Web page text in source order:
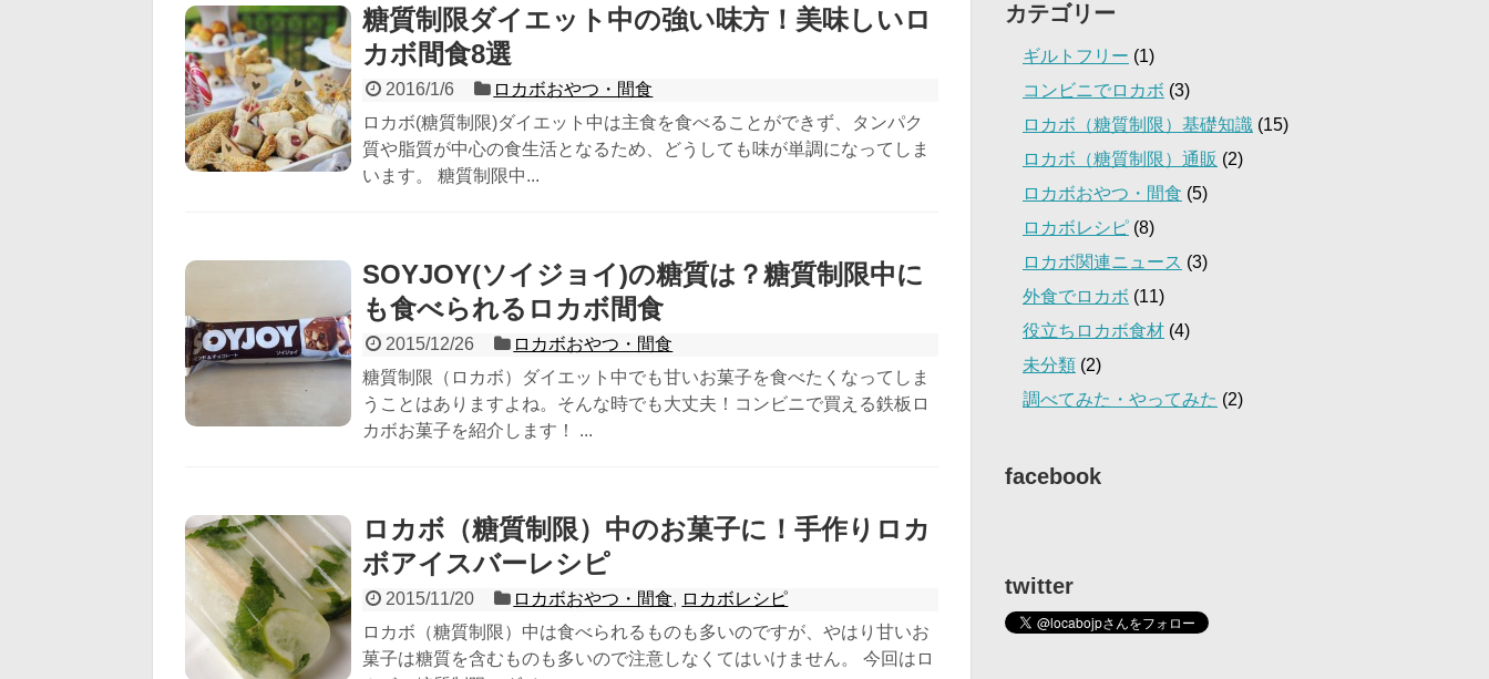
糖質制限ダイエット中の強い味方！美味しいロ
カボ間食8選
2016/1/6
ロカボおやつ・間食
ロカボ(糖質制限)ダイエット中は主食を食べることができず、タンパク
質や脂質が中心の食生活となるため、どうしても味が単調になってしま
います。 糖質制限中...
SOYJOY(ソイジョイ)の糖質は？糖質制限中に
も食べられるロカボ間食
2015/12/26
ロカボおやつ・間食
糖質制限（ロカボ）ダイエット中でも甘いお菓子を食べたくなってしま
うことはありますよね。そんな時でも大丈夫！コンビニで買える鉄板ロ
カボお菓子を紹介します！ ...
ロカボ（糖質制限）中のお菓子に！手作りロカ
ボアイスバーレシピ
2015/11/20 ロカボおやつ・間食, ロカボレシピ
ロカボ（糖質制限）中は食べられるものも多いのですが、やはり甘いお
菓子は糖質を含むものも多いので注意しなくてはいけません。 今回はロ
カテゴリー
ギルトフリー (1)
コンビニでロカボ (3)
ロカボ（糖質制限）基礎知識 (15)
ロカボ（糖質制限）通販 (2)
ロカボおやつ・間食 (5)
ロカボレシピ (8)
ロカボ関連ニュース (3)
外食でロカボ (11)
役立ちロカボ食材 (4)
未分類 (2)
調べてみた・やってみた (2)
facebook
twitter